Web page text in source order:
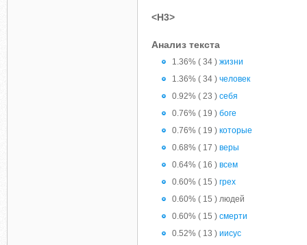
<H3>
Анализ текста
1.36% ( 34 ) жизни
1.36% ( 34 ) человек
0.92% ( 23 ) себя
0.76% ( 19 ) боге
0.76% ( 19 ) которые
0.68% ( 17 ) веры
0.64% ( 16 ) всем
0.60% ( 15 ) грех
0.60% ( 15 ) людей
0.60% ( 15 ) смерти
0.52% ( 13 ) иисус